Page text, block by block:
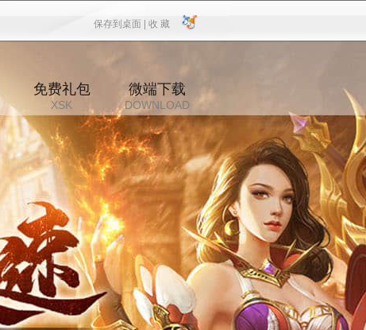
保存到桌面 |
保存到桌面 收 藏
收 藏
免费礼包
XSK
微端下载
DOWNLOAD